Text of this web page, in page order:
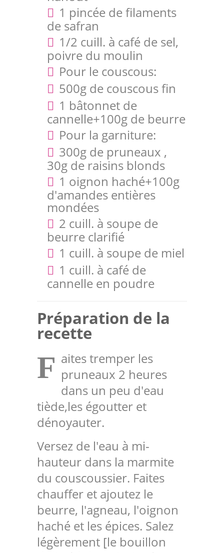
1 pincée de filaments
de safran
1/2 cuill. à café de sel,
poivre du moulin
Pour le couscous:
500g de couscous fin
1 bâtonnet de
cannelle+100g de beurre
Pour la garniture:
300g de pruneaux ,
30g de raisins blonds
1 oignon haché+100g
d'amandes entières
mondées
2 cuill. à soupe de
beurre clarifié
1 cuill. à soupe de miel
1 cuill. à café de
cannelle en poudre
Préparation de la
recette
F aites tremper les
pruneaux 2 heures
dans un peu d'eau
tiède,les égoutter et
dénoyauter.
Versez de l'eau à mi-
hauteur dans la marmite
du couscoussier. Faites
chauffer et ajoutez le
beurre, l'agneau, l'oignon
haché et les épices. Salez
légèrement [le bouillon